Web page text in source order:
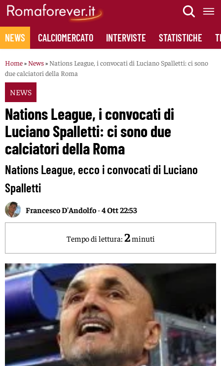
Skip
content
NEWS CALCIOMERCATO INTERVISTE STATISTICHE
Home» News» Nations League, i convocati di Luciano Spalletti: ci sono
due calciatori della Roma
NEWS
Nations League, i convocati di
Luciano Spalletti: ci sono due
calciatori della Roma
Nations League, ecco i convocati di Luciano
Spalletti
Francesco D'Andolfo-4 Ott 22:53
Tempo di lettura: 2minuti